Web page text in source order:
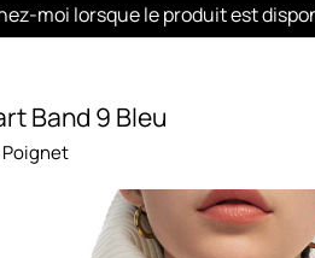
moi lorsque le produit est
Band 9 Bleu